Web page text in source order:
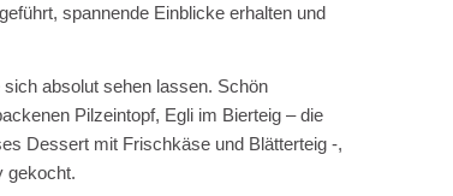
spannende Einblicke erhalten und
absolut sehen lassen. Schön
Pilzeintopf, Egli im Bierteig – die
Dessert mit Frischkäse und Blätterteig -,
gekocht.